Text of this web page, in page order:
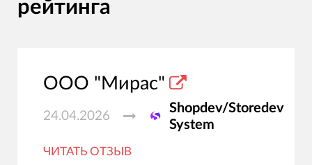
рейтинга
ООО "Мирас"
24.04.2026
Shopdev/Storedev
System
ЧИТАТЬ ОТЗЫВ